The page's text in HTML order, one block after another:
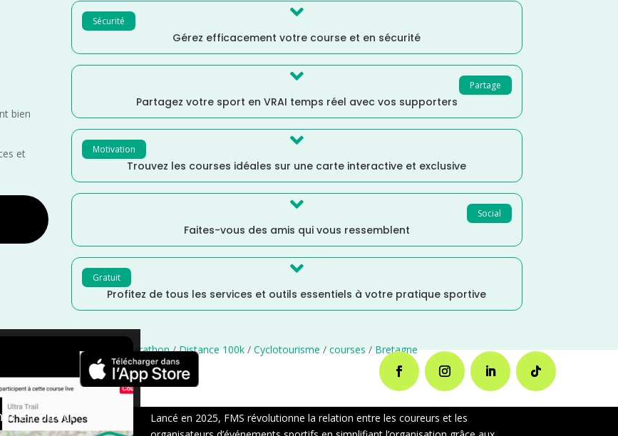
bien
et
Sécurité 
Gérez efficacement votre course et en sécurité
Partage

Partagez votre sport en VRAI temps réel avec vos supporters
Motivation 
Trouvez les courses idéales sur une carte interactive et exclusive
Social

Faites-vous des amis qui vous ressemblent
Gratuit 
Profitez de tous les services et outils essentiels à votre pratique sportive
×
/Distance Marathon/Distance 100k/Cyclotourisme/courses/Bretagne
en Direct
Lancé en 2025, FMS révolutionne la relation entre les coureurs et les